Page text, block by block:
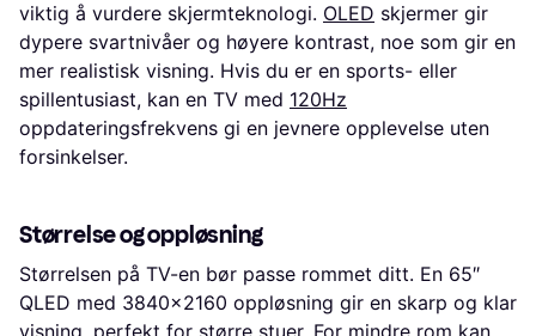
viktig å vurdere skjermteknologi. OLED skjermer gir
dypere svartnivåer og høyere kontrast, noe som gir en
mer realistisk visning. Hvis du er en sports- eller
spillentusiast, kan en TV med 120Hz
oppdateringsfrekvens gi en jevnere opplevelse uten
forsinkelser.
Størrelse og oppløsning
Størrelsen på TV-en bør passe rommet ditt. En 65″
QLED med 3840x2160 oppløsning gir en skarp og klar